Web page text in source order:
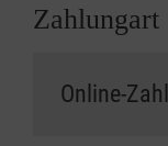
Zahlungart